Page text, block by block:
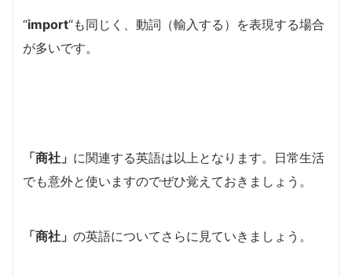
“import“も同じく、動詞（輸入する）を表現する場合
が多いです。
「商社」 に関連する英語は以上となります。日常生活
でも意外と使いますのでぜひ覚えておきましょう。
「商社」 の英語についてさらに見ていきましょう。